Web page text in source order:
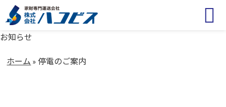
お知らせ
ホーム »停電のご案内